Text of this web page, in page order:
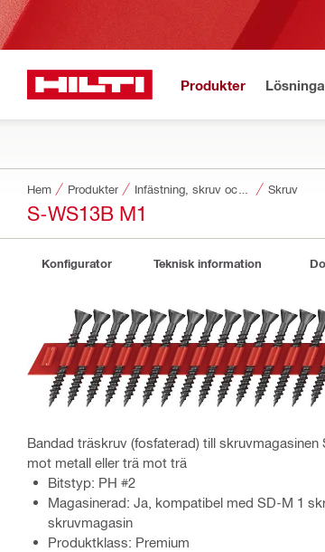
Produkter
Hem Produkter Skruv
S-WS13B M1
Konfigurator Teknisk information
Bandad träskruv (fosfaterad) till
mot metall eller trä mot trä
Bitstyp: PH #2
Magasinerad: Ja, kompatibel med SD-M 1
skruvmagasin
Produktklass: Premium